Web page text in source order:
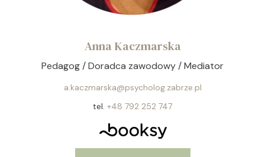
Pedagog / Doradca zawodowy / Mediator
a.kaczmarska@psycholog.zabrze.pl
tel. +48 792 252 747
Anna Kaczmarska